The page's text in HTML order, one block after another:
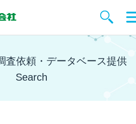
査依頼・データベース提供
Search